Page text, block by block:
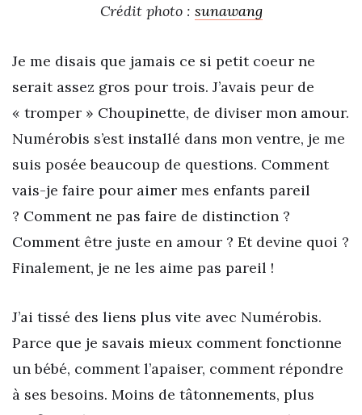
Crédit photo : sunawang
Je me disais que jamais ce si petit coeur ne
serait assez gros pour trois. J’avais peur de
« tromper » Choupinette, de diviser mon amour.
Numérobis s’est installé dans mon ventre, je me
suis posée beaucoup de questions. Comment
vais-je faire pour aimer mes enfants pareil
? Comment ne pas faire de distinction ?
Comment être juste en amour ? Et devine quoi ?
Finalement, je ne les aime pas pareil !
J’ai tissé des liens plus vite avec Numérobis.
Parce que je savais mieux comment fonctionne
un bébé, comment l’apaiser, comment répondre
à ses besoins. Moins de tâtonnements, plus